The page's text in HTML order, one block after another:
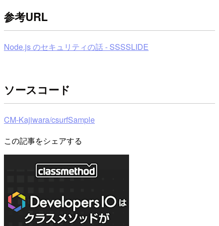
参考URL
Node.js のセキュリティの話 - SSSSLIDE
ソースコード
CM-Kajiwara/csurfSample
この記事をシェアする